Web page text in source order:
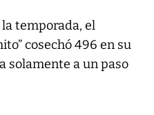
la temporada, el
cosechó 496 en su
solamente a un paso